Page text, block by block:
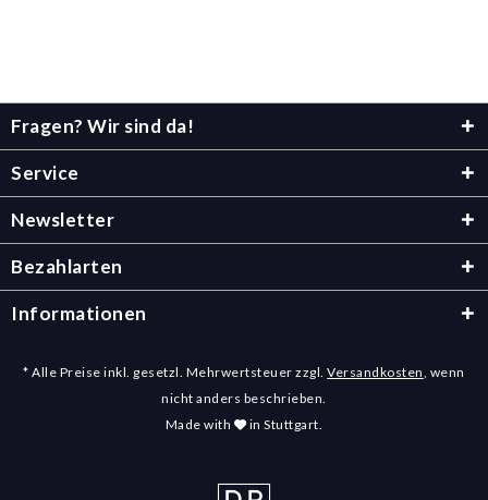
Fragen? Wir sind da!
Service
Newsletter
Bezahlarten
Informationen
* Alle Preise inkl. gesetzl. Mehrwertsteuer zzgl.Versandkosten, wenn
nicht anders beschrieben.
Made with
in Stuttgart.